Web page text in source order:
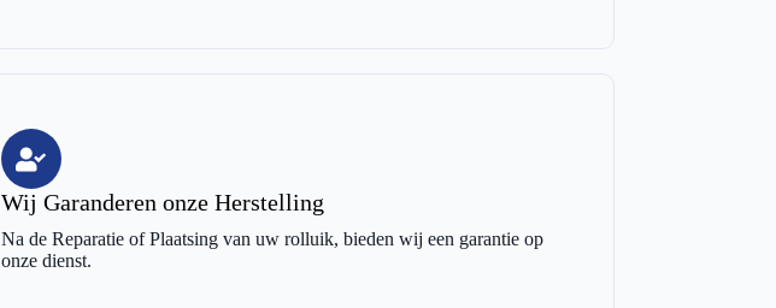
Wij Garanderen onze Herstelling
Na de Reparatie of Plaatsing van uw rolluik, bieden wij een garantie op
onze dienst.